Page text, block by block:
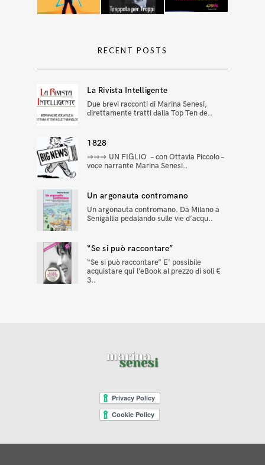
RECENT POSTS
La Rivista Intelligente
Due brevi racconti di Marina Senesi,
direttamente tratti dalla Top Ten de..
1828
⇒⇒⇒ UN FIGLIO – con Ottavia Piccolo –
voce narrante Marina Senesi..
Un argonauta contromano
Un argonauta contromano. Da Milano a
Senigallia pedalando sulle vie d’acqu..
“Se si può raccontare”
“Se si può raccontare” E’ possibile
acquistare qui l’eBook al prezzo di soli €
3..